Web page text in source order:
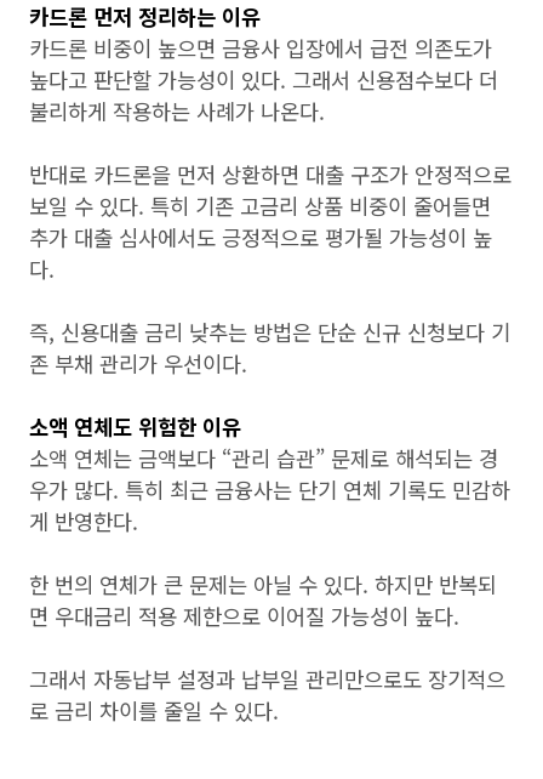
카드론 먼저 정리하는 이유
카드론 비중이 높으면 금융사 입장에서 급전 의존도가
높다고 판단할 가능성이 있다. 그래서 신용점수보다 더
불리하게 작용하는 사례가 나온다.
반대로 카드론을 먼저 상환하면 대출 구조가 안정적으로
보일 수 있다. 특히 기존 고금리 상품 비중이 줄어들면
추가 대출 심사에서도 긍정적으로 평가될 가능성이 높
다.
즉, 신용대출 금리 낮추는 방법은 단순 신규 신청보다 기
존 부채 관리가 우선이다.
소액 연체도 위험한 이유
소액 연체는 금액보다 “관리 습관” 문제로 해석되는 경
우가 많다. 특히 최근 금융사는 단기 연체 기록도 민감하
게 반영한다.
한 번의 연체가 큰 문제는 아닐 수 있다. 하지만 반복되
면 우대금리 적용 제한으로 이어질 가능성이 높다.
그래서 자동납부 설정과 납부일 관리만으로도 장기적으
로 금리 차이를 줄일 수 있다.